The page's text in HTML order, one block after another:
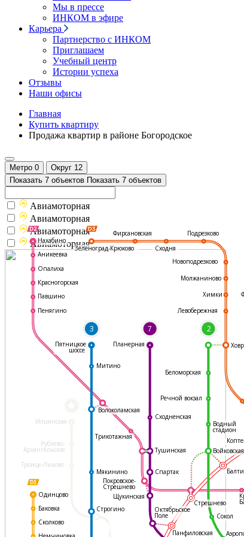
Мы в прессе
ИНКОМ в эфире
Карьера
Партнерство с ИНКОМ
Приглашаем
Учебный центр
Истории успеха
Отзывы
Наши офисы
Главная
Купить квартиру
Продажа квартир в районе Богородское
Метро 0 Округ 12
Показать 7 объектов Показать 7 объектов
Ильинская
Рублево-
Архангельское
Троице-Лыково
3 7 2
Фирсановская
Сходня
Подрезково
Новоподрезково
Молжаниново
Химки
Левобережная
Сокол
Войковская
Водный
стадион
Сходненская
Трикотажная
Волоколамская
Тушинская
Мякинино
Строгино
Митино
Нахабино
Аникеевка
Опалиха
Красногорская
Павшино
Пенягино
Одинцово
Баковка
Сколково
Пятницкое
шоссе
Планерная
Спартак
Стрешнево
Щукинская
Октябрьское
Поле
Панфиловская
Речной вокзал
Беломорская
Покровское-
Стрешнево
Зеленоград-Крюково
Авиамоторная
Авиамоторная
Авиамоторная
Авиамоторная